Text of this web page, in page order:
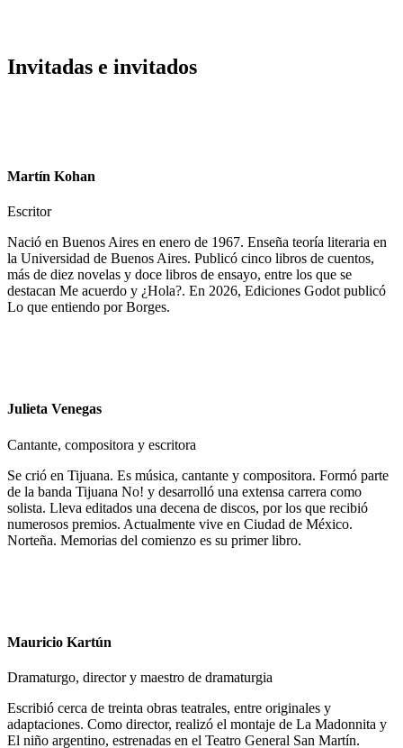
Invitadas e invitados
Martín Kohan
Escritor
Nació en Buenos Aires en enero de 1967. Enseña teoría literaria en
la Universidad de Buenos Aires. Publicó cinco libros de cuentos,
más de diez novelas y doce libros de ensayo, entre los que se
destacan Me acuerdo y ¿Hola?. En 2026, Ediciones Godot publicó
Lo que entiendo por Borges.
Julieta Venegas
Cantante, compositora y escritora
Se crió en Tijuana. Es música, cantante y compositora. Formó parte
de la banda Tijuana No! y desarrolló una extensa carrera como
solista. Lleva editados una decena de discos, por los que recibió
numerosos premios. Actualmente vive en Ciudad de México.
Norteña. Memorias del comienzo es su primer libro.
Mauricio Kartún
Dramaturgo, director y maestro de dramaturgia
Escribió cerca de treinta obras teatrales, entre originales y
adaptaciones. Como director, realizó el montaje de La Madonnita y
El niño argentino, estrenadas en el Teatro General San Martín.